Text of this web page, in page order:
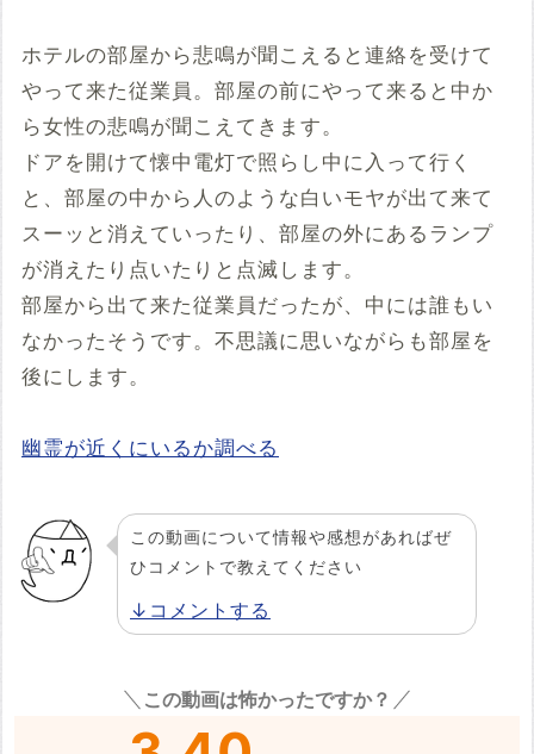
ホテルの部屋から悲鳴が聞こえると連絡を受けて
やって来た従業員。部屋の前にやって来ると中か
ら女性の悲鳴が聞こえてきます。
ドアを開けて懐中電灯で照らし中に入って行く
と、部屋の中から人のような白いモヤが出て来て
スーッと消えていったり、部屋の外にあるランプ
が消えたり点いたりと点滅します。
部屋から出て来た従業員だったが、中には誰もい
なかったそうです。不思議に思いながらも部屋を
後にします。
幽霊が近くにいるか調べる
この動画について情報や感想があればぜ
ひコメントで教えてください
↓コメントする
この動画は怖かったですか？